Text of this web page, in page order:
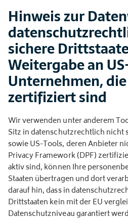
Hinweis zur
sichere
Weitergabe an
Unternehmen,
zertifiziert sind
Wir verwenden unter anderem
Sitz in datenschutzrechtlich nicht
sowie US-Tools, deren Anbieter
Privacy Framework (DPF)
aktiv sind, können Ihre
Staaten übertragen und dort
darauf hin, dass in
Drittstaaten kein mit der EU
Datenschutzniveau garantiert